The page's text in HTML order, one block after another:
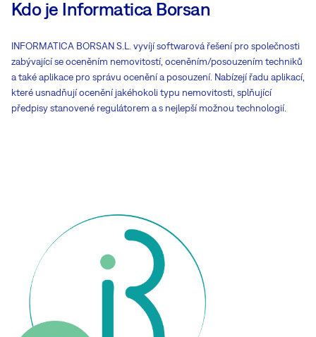
Kdo je Informatica Borsan
INFORMATICA BORSAN S.L. vyvíjí softwarová řešení pro společnosti
zabývající se oceněním nemovitostí, oceněním/posouzením techniků
a také aplikace pro správu ocenění a posouzení. Nabízejí řadu aplikací,
které usnadňují ocenění jakéhokoli typu nemovitosti, splňující
předpisy stanovené regulátorem a s nejlepší možnou technologií.